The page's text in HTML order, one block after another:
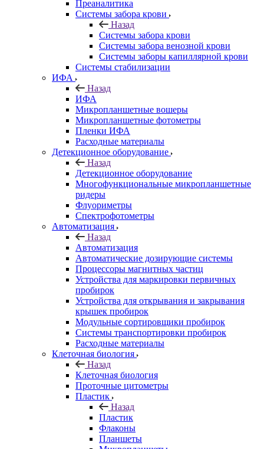
Преаналитика
Системы забора крови
Назад
Системы забора крови
Системы забора венозной крови
Системы заборы капиллярной крови
Системы стабилизации
ИФА
Назад
ИФА
Микропланшетные вошеры
Микропланшетные фотометры
Пленки ИФА
Расходные материалы
Детекционное оборудование
Назад
Детекционное оборудование
Многофункциональные микропланшетные
ридеры
Флуориметры
Спектрофотометры
Автоматизация
Назад
Автоматизация
Автоматические дозирующие системы
Процессоры магнитных частиц
Устройства для маркировки первичных
пробирок
Устройства для открывания и закрывания
крышек пробирок
Модульные сортировщики пробирок
Системы транспортировки пробирок
Расходные материалы
Клеточная биология
Назад
Клеточная биология
Проточные цитометры
Пластик
Назад
Пластик
Флаконы
Планшеты